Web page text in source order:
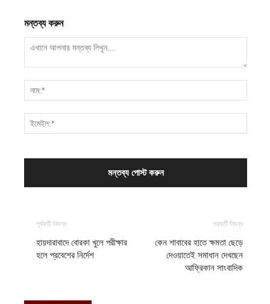
মন্তব্য করুন
পূর্ববর্তী নিবন্ধ
হায়দারাবাদে বোরকা খুলে পরীক্ষার
হলে প্রবেশের নির্দেশ
পরবর্তী নিবন্ধ
কেন শাবাবের হাতে ক্ষমতা ছেড়ে
দেওয়াতেই সমাধান দেখছেন
আফ্রিকান সাংবাদিক